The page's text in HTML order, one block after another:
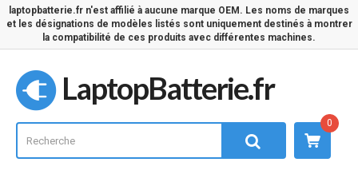
laptopbatterie.fr n'est affilié à aucune marque OEM. Les noms de marques
et les désignations de modèles listés sont uniquement destinés à montrer
la compatibilité de ces produits avec différentes machines.
LaptopBatterie.fr
0